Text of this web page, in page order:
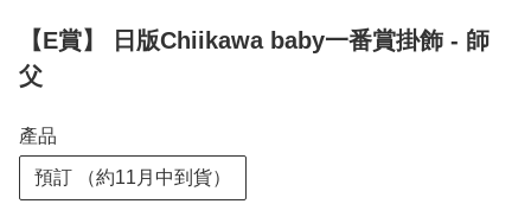
【E賞】 日版Chiikawa baby一番賞掛飾 - 師
父
產品
預訂 （約11月中到貨）